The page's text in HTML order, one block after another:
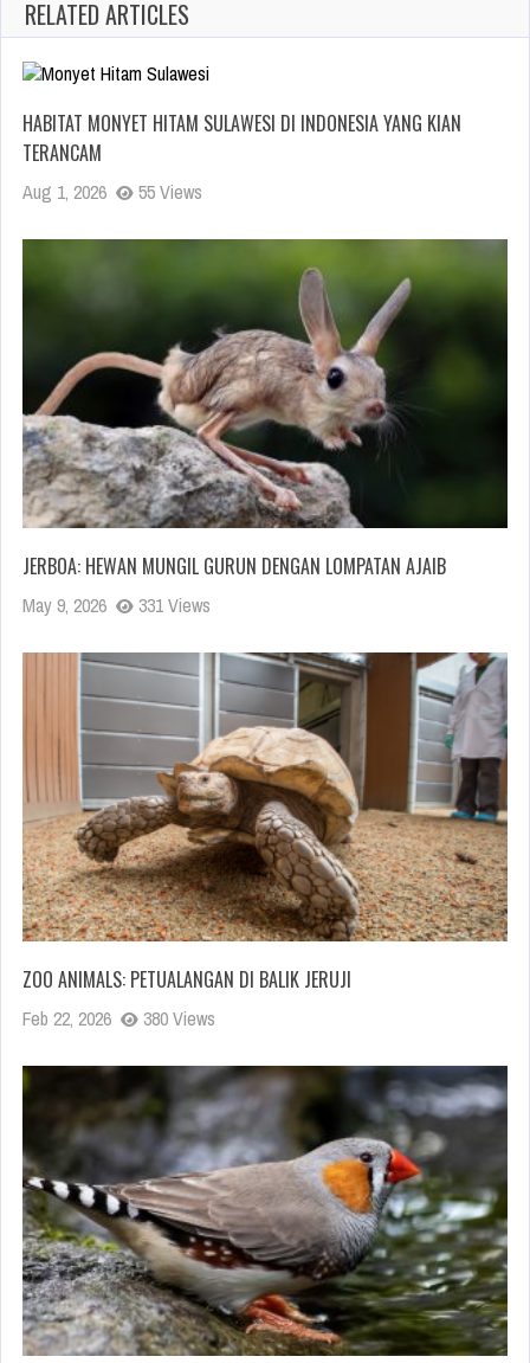
RELATED ARTICLES
HABITAT MONYET HITAM SULAWESI DI INDONESIA YANG KIAN
TERANCAM
Aug 1, 2026 55 Views
JERBOA: HEWAN MUNGIL GURUN DENGAN LOMPATAN AJAIB
May 9, 2026 331 Views
ZOO ANIMALS: PETUALANGAN DI BALIK JERUJI
Feb 22, 2026 380 Views